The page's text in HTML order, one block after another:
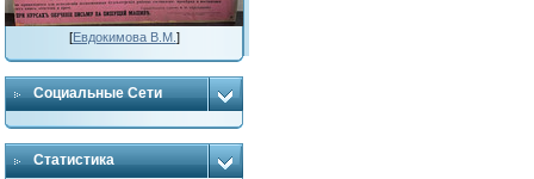
[Евдокимова В.М. ]
Социальные Сети
Статистика